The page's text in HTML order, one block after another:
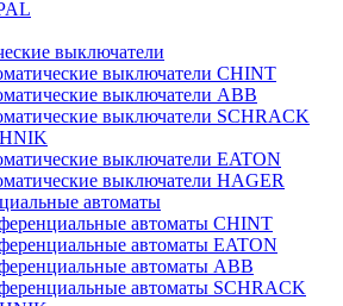
выключатели
выключатели CHINT
выключатели ABB
выключатели SCHRACK
выключатели EATON
выключатели HAGER
автоматы
автоматы CHINT
автоматы EATON
автоматы ABB
автоматы SCHRACK